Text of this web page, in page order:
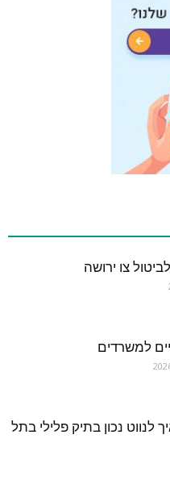
צו ירושה
למשרדים
לנווט נכון בתיק פלילי בתל